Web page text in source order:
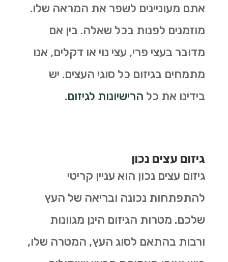
אתם מעוניינים לשפר את המראה שלו.
מוזמנים לפנות בכל שאלה. בין אם
מדובר בעצי פרי, עצי נוי או דקלים, אנו
מתמחים בגיזום כל סוגי העצים. יש
בידינו את כל הרישיונות לגיזום.
גיזום עצים נכון
גיזום עצים נכון הוא עניין קריטי
להתפתחות נכונה ובריאה של העץ
שלכם. מטרות הגיזום הינן מגוונות
ורבות בהתאם לסוג העץ, המטרה שלו,